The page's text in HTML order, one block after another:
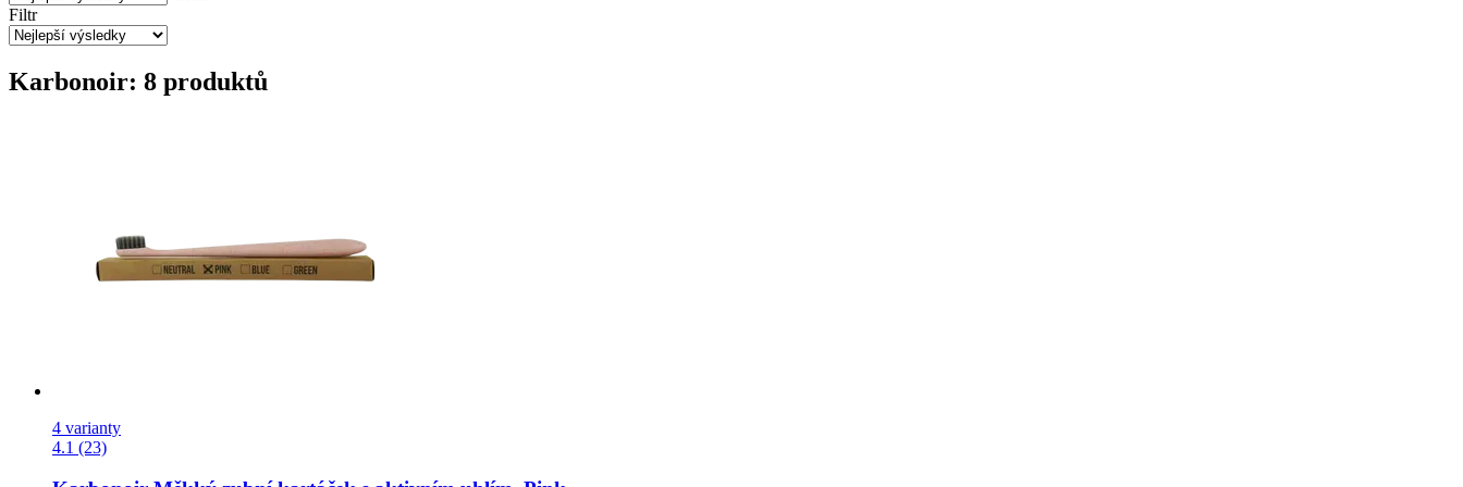
Filtr
Karbonoir: 8 produktů
4 varianty
4.1 (23)